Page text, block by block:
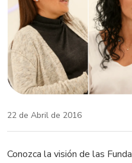
22 de Abril de 2016
Conozca la visión de las